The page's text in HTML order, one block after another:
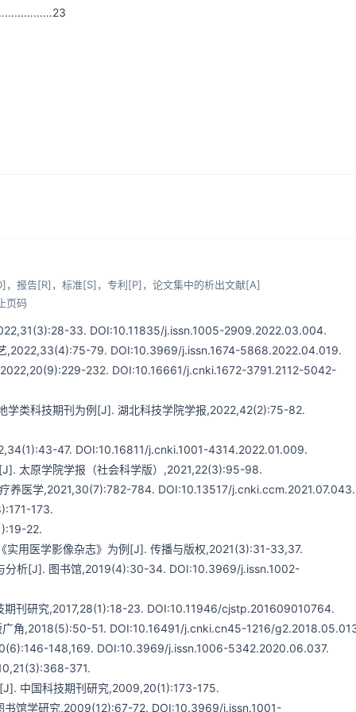
报告[R]，标准[S]，专利[P]，论文集中的析出文献[A]
页码
33. DOI:10.11835/j.issn.1005-2909.2022.03.004.
,2022,33(4):75-79. DOI:10.3969/j.issn.1674-5868.2022.04.019.
232. DOI:10.16661/j.cnki.1672-3791.2112-5042-
类科技期刊为例[J]. 湖北科技学院学报,2022,42(2):75-82.
47. DOI:10.16811/j.cnki.1001-4314.2022.01.009.
太原学院学报（社会科学版）,2021,22(3):95-98.
养医学,2021,30(7):782-784. DOI:10.13517/j.cnki.ccm.2021.07.043.
173.
22.
用医学影像杂志》为例[J]. 传播与版权,2021(3):31-33,37.
分析[J]. 图书馆,2019(4):30-34. DOI:10.3969/j.issn.1002-
期刊研究,2017,28(1):18-23. DOI:10.11946/cjstp.201609010764.
广角,2018(5):50-51. DOI:10.16491/j.cnki.cn45-1216/
148,169. DOI:10.3969/j.issn.1006-5342.2020.06.037.
371.
中国科技期刊研究,2009,20(1):173-175.
书馆学研究,2009(12):67-72. DOI:10.3969/j.issn.1001-